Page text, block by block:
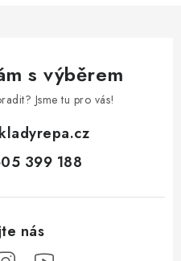
s výběrem
Jsme tu pro vás!
399 188